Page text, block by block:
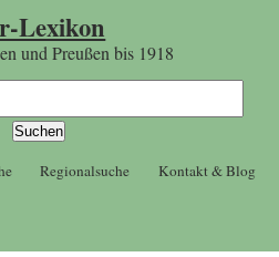
Lexikon
und Preußen bis 1918
Regionalsuche Kontakt & Blog